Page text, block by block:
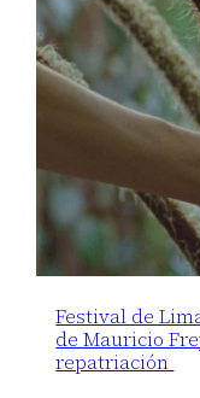
Festival de
de Mauricio
repatriación